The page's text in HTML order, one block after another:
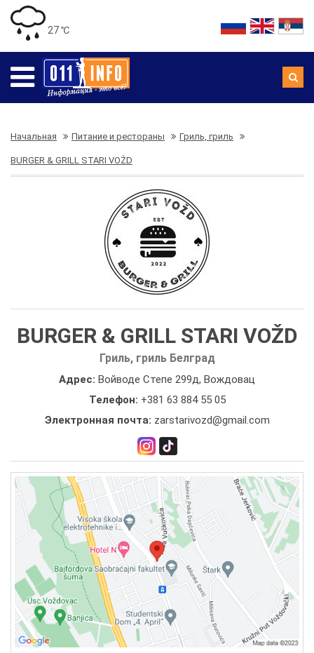
27 ℃
Начальная Питание и рестораны Гриль, гриль
BURGER & GRILL STARI VOŽD
BURGER & GRILL STARI VOŽD
Гриль, гриль Белград
Адрес: Войводе Степе 299д, Вождовац
Телефон: +381 63 884 55 05
Электронная почта: zarstarivozd@gmail.com